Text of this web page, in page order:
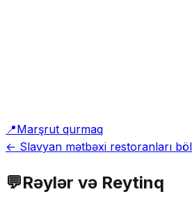
📍Marşrut qurmaq
← Slavyan mətbəxi restoranları
💬Rəylər və Reytinq